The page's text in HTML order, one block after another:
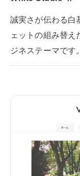
誠実さが伝わる白
ェットの組み替
ジネステーマです